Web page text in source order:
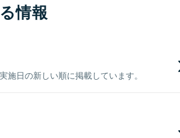
情報
日の新しい順に掲載しています。